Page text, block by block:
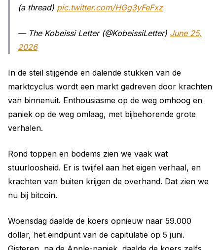
(a thread) pic.twitter.com/HGg3yFeFxz
— The Kobeissi Letter (@KobeissiLetter) June 25,
2026
In de steil stijgende en dalende stukken van de
marktcyclus wordt een markt gedreven door krachten
van binnenuit. Enthousiasme op de weg omhoog en
paniek op de weg omlaag, met bijbehorende grote
verhalen.
Rond toppen en bodems zien we vaak wat
stuurloosheid. Er is twijfel aan het eigen verhaal, en
krachten van buiten krijgen de overhand. Dat zien we
nu bij bitcoin.
Woensdag daalde de koers opnieuw naar 59.000
dollar, het eindpunt van de capitulatie op 5 juni.